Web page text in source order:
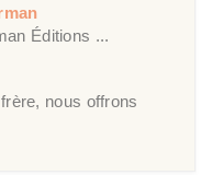
Éditions ...
nous offrons